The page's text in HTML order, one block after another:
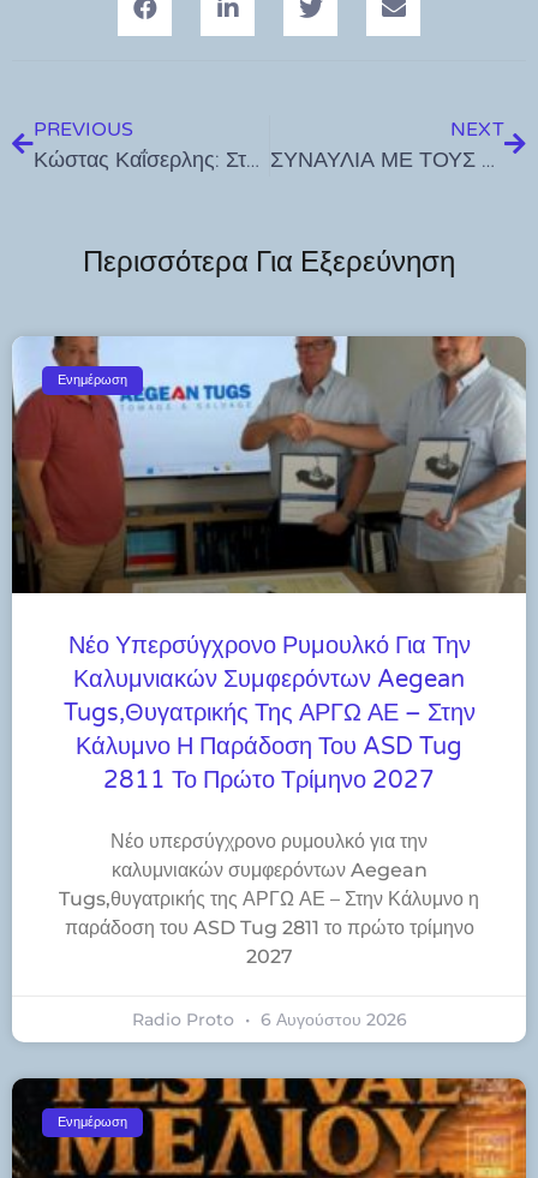
PREVIOUS
Κώστας Καΐσερλης: Στο παγκάκι του Κάστρου ο Βασίλης και στους δρόμους μια κοινωνία να βοά
NEXT
ΣΥΝΑΥΛΙΑ ΜΕ ΤΟΥΣ MOb
Περισσότερα Για Εξερεύνηση
Ενημέρωση
Νέο Υπερσύγχρονο Ρυμουλκό Για Την
Καλυμνιακών Συμφερόντων Aegean
Tugs,θυγατρικής Της ΑΡΓΩ ΑΕ – Στην
Κάλυμνο Η Παράδοση Του ASD Tug
2811 Το Πρώτο Τρίμηνο 2027
Νέο υπερσύγχρονο ρυμουλκό για την
καλυμνιακών συμφερόντων Aegean
Tugs,θυγατρικής της ΑΡΓΩ ΑΕ – Στην Κάλυμνο η
παράδοση του ASD Tug 2811 το πρώτο τρίμηνο
2027
Radio Proto 6 Αυγούστου 2026
Ενημέρωση